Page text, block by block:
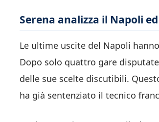
Serena analizza il Napoli
Le ultime uscite del Napoli
Dopo solo quattro gare
delle sue scelte discutibili.
ha già sentenziato il tecnico